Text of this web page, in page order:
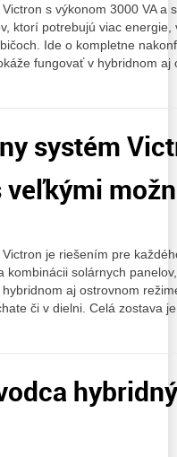
s výkonom 3000 VA a
ktorí potrebujú viac
Ide o kompletne
fungovať v hybridnom
systém
veľkými
je riešením pre
kombinácii solárnych
aj ostrovnom
či v dielni. Celá zostava